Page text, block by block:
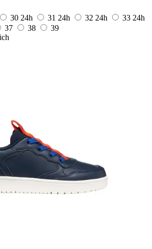
30 24h 31 24h 32 24h 33 24h
37 38
39